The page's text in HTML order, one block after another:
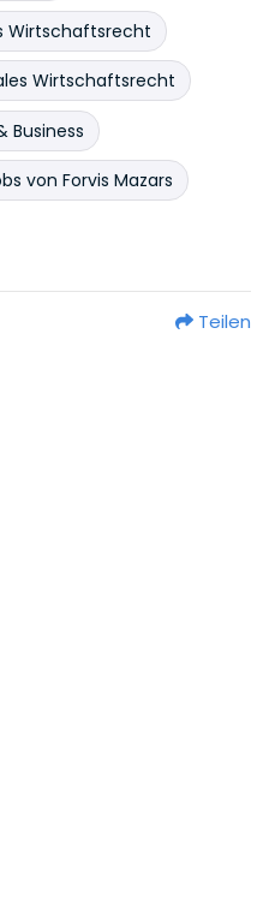
Wirtschaftsrecht
Wirtschaftsrecht
Business
von Forvis Mazars
Teilen